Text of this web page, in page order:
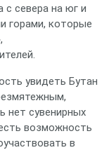
севера на юг и
горами, которые
увидеть Бутан
нет сувенирных
возможность
в